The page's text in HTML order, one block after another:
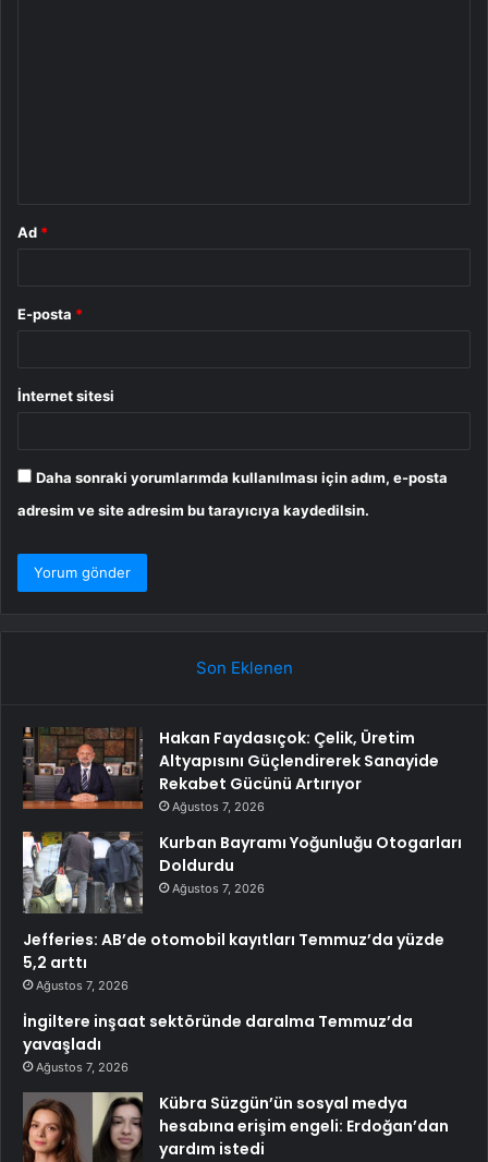
Ad *
E-posta *
İnternet sitesi
Daha sonraki yorumlarımda kullanılması için adım, e-posta
adresim ve site adresim bu tarayıcıya kaydedilsin.
Son Eklenen
Hakan Faydasıçok: Çelik, Üretim
Altyapısını Güçlendirerek Sanayide
Rekabet Gücünü Artırıyor
Ağustos 7, 2026
Kurban Bayramı Yoğunluğu Otogarları
Doldurdu
Ağustos 7, 2026
Jefferies: AB’de otomobil kayıtları Temmuz’da yüzde
5,2 arttı
Ağustos 7, 2026
İngiltere inşaat sektöründe daralma Temmuz’da
yavaşladı
Ağustos 7, 2026
Kübra Süzgün’ün sosyal medya
hesabına erişim engeli: Erdoğan’dan
yardım istedi